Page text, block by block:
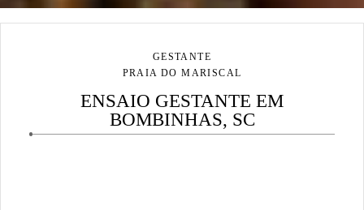
GESTANTE
PRAIA DO MARISCAL
ENSAIO GESTANTE EM
BOMBINHAS, SC